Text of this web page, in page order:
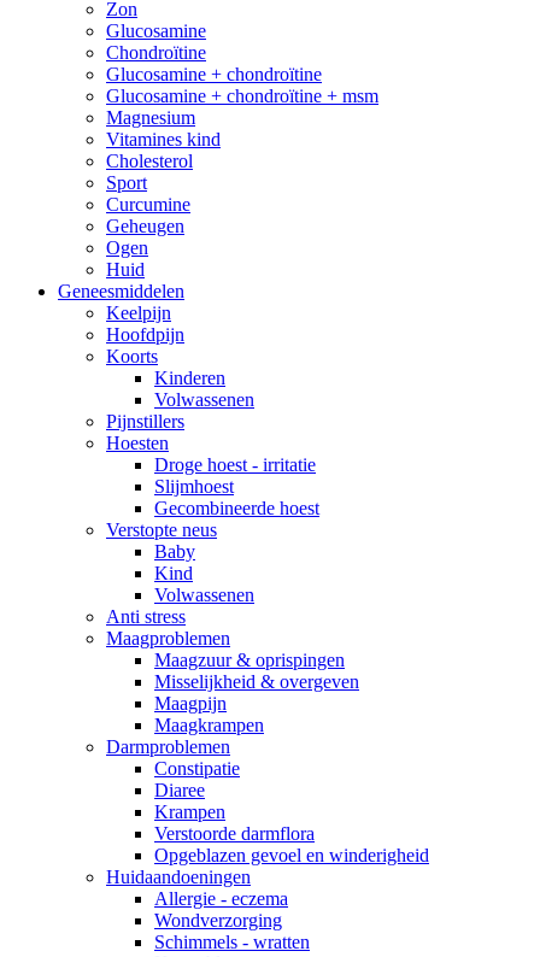
Zon
Glucosamine
Chondroïtine
Glucosamine + chondroïtine
Glucosamine + chondroïtine + msm
Magnesium
Vitamines kind
Cholesterol
Sport
Curcumine
Geheugen
Ogen
Huid
Geneesmiddelen
Keelpijn
Hoofdpijn
Koorts
Kinderen
Volwassenen
Pijnstillers
Hoesten
Droge hoest - irritatie
Slijmhoest
Gecombineerde hoest
Verstopte neus
Baby
Kind
Volwassenen
Anti stress
Maagproblemen
Maagzuur & oprispingen
Misselijkheid & overgeven
Maagpijn
Maagkrampen
Darmproblemen
Constipatie
Diaree
Krampen
Verstoorde darmflora
Opgeblazen gevoel en winderigheid
Huidaandoeningen
Allergie - eczema
Wondverzorging
Schimmels - wratten